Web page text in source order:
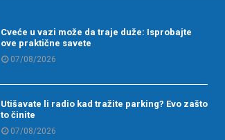
Cveće u vazi može da traje duže: Isprobajte
ove praktične savete
07/08/2026
Utišavate li radio kad tražite parking? Evo zašto
to činite
07/08/2026